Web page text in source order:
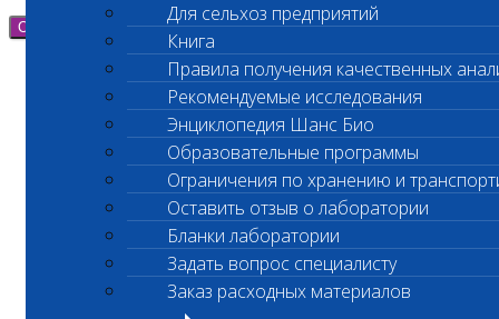
Для сельхоз предприятий
Книга
Правила получения качественных
Рекомендуемые исследования
Энциклопедия Шанс Био
Образовательные программы
Ограничения по хранению и
Оставить отзыв о лаборатории
Бланки лаборатории
Задать вопрос специалисту
Заказ расходных материалов
Отправить